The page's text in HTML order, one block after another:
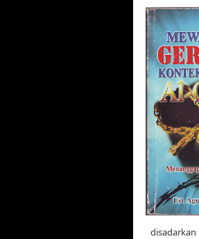
disadarkan